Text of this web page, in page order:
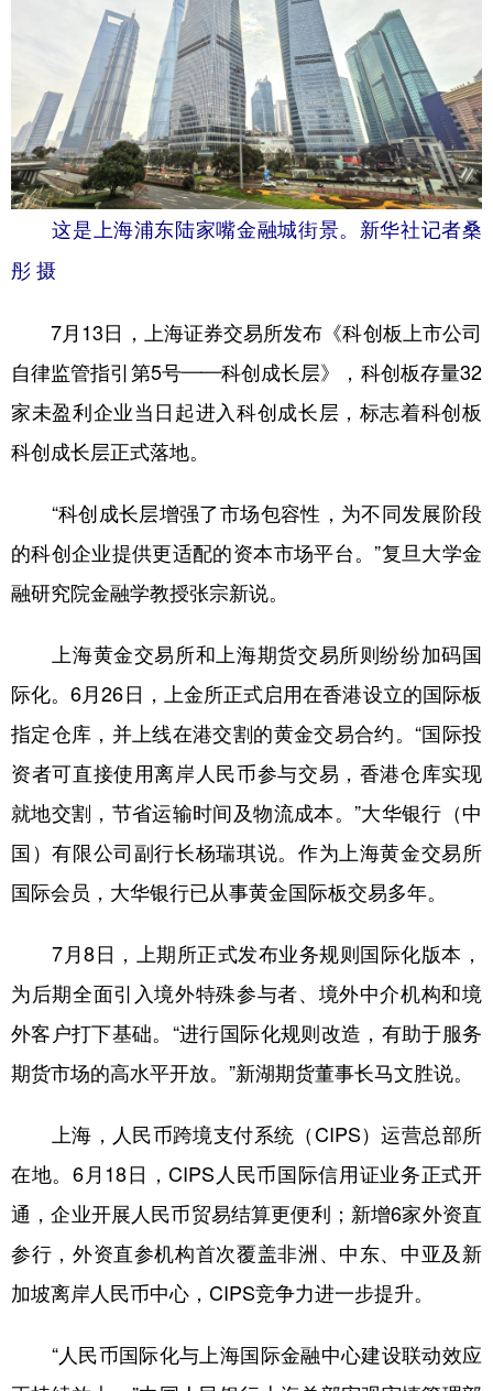
这是上海浦东陆家嘴金融城街景。新华社记者桑
彤 摄
7月13日，上海证券交易所发布《科创板上市公司
自律监管指引第5号——科创成长层》，科创板存量32
家未盈利企业当日起进入科创成长层，标志着科创板
科创成长层正式落地。
“科创成长层增强了市场包容性，为不同发展阶段
的科创企业提供更适配的资本市场平台。”复旦大学金
融研究院金融学教授张宗新说。
上海黄金交易所和上海期货交易所则纷纷加码国
际化。6月26日，上金所正式启用在香港设立的国际板
指定仓库，并上线在港交割的黄金交易合约。“国际投
资者可直接使用离岸人民币参与交易，香港仓库实现
就地交割，节省运输时间及物流成本。”大华银行（中
国）有限公司副行长杨瑞琪说。作为上海黄金交易所
国际会员，大华银行已从事黄金国际板交易多年。
7月8日，上期所正式发布业务规则国际化版本，
为后期全面引入境外特殊参与者、境外中介机构和境
外客户打下基础。“进行国际化规则改造，有助于服务
期货市场的高水平开放。”新湖期货董事长马文胜说。
上海，人民币跨境支付系统（CIPS）运营总部所
在地。6月18日，CIPS人民币国际信用证业务正式开
通，企业开展人民币贸易结算更便利；新增6家外资直
参行，外资直参机构首次覆盖非洲、中东、中亚及新
加坡离岸人民币中心，CIPS竞争力进一步提升。
“人民币国际化与上海国际金融中心建设联动效应